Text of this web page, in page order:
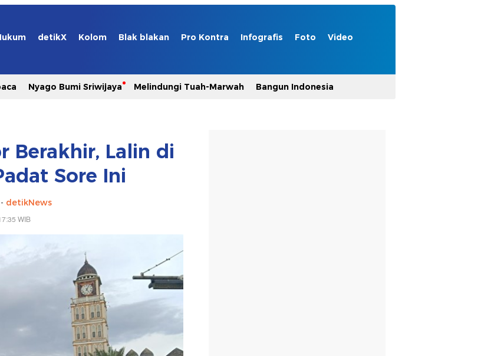
detikX Kolom Blak blakan Pro Kontra Infografis Foto Video
Nyago Bumi Sriwijaya Melindungi Tuah-Marwah Bangun Indonesia
Berakhir, Lalin di
Sore Ini
detikNews
WIB